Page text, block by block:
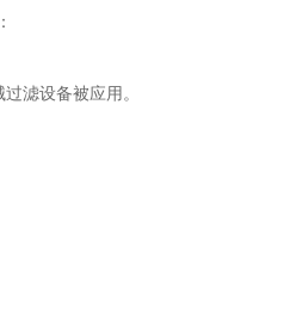
滤设备被应用。